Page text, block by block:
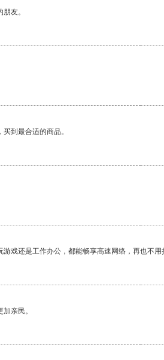
友。
到最合适的商品。
戏还是工作办公，都能畅享高速网络，再也不用
亲民。